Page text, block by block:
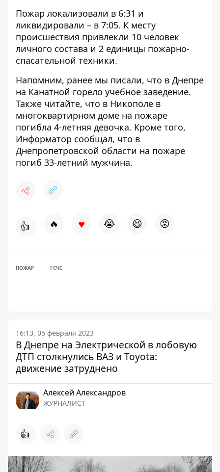
Пожар локализовали в 6:31 и
ликвидировали – в 7:05. К месту
происшествия привлекли 10 человек
личного состава и 2 единицы пожарно-
спасательной техники.
Напомним, ранее мы писали, что в Днепре
на Канатной горело учебное заведение.
Также читайте, что в Никополе в
многоквартирном доме на пожаре
погибла 4-летняя девочка. Кроме того,
Информатор сообщал, что в
Днепропетровской области на пожаре
погиб 33-летний мужчина.
👍 🔥 ♥ 😭 😆 😡
ПОЖАР ГСЧС
16:13, 05 февраля 2023
В Днепре на Электрической в лобовую
ДТП столкнулись ВАЗ и Toyota:
движение затруднено
Алексей Александров
ЖУРНАЛИСТ
👍